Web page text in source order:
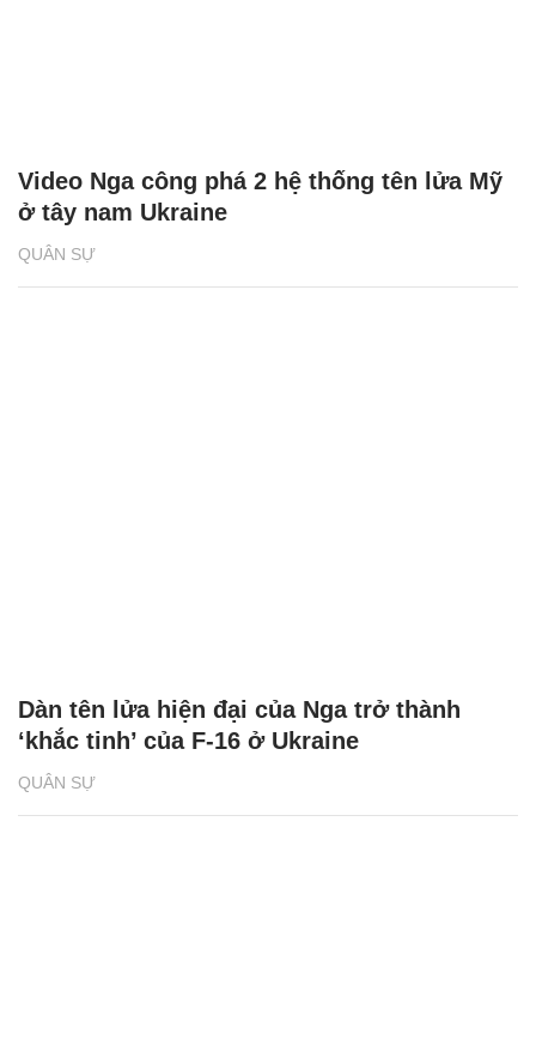
QUÂN SỰ
Video Nga công phá 2 hệ thống tên lửa Mỹ
ở tây nam Ukraine
QUÂN SỰ
Dàn tên lửa hiện đại của Nga trở thành
‘khắc tinh’ của F-16 ở Ukraine